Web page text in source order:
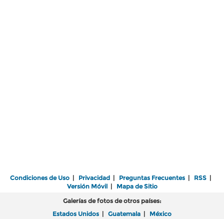
Condiciones de Uso | Privacidad | Preguntas Frecuentes | RSS |
Versión Móvil| Mapa de Sitio
Galerías de fotos de otros países:
Estados Unidos | Guatemala | México